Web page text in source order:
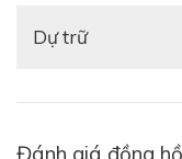
Dự trữ
Đánh giá đồng